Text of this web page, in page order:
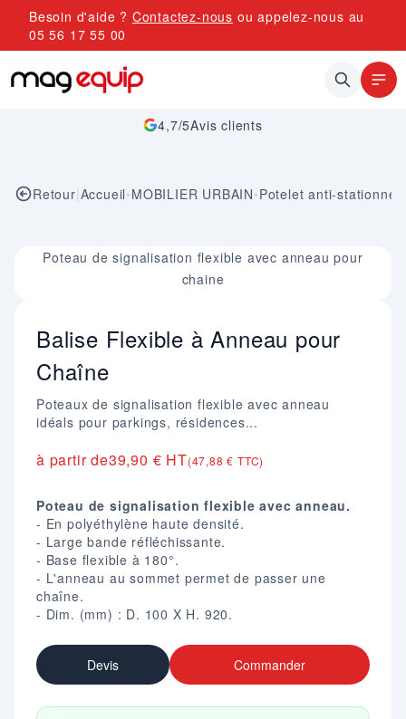
Allez au contenu
Besoin d'aide ? Contactez-nous ou appelez-nous au
05 56 17 55 00
4,7/5Avis clients
Retour|Accueil•MOBILIER URBAIN•Potelet anti-
Image 1 sur 1
Poteau de signalisation flexible avec anneau pour
chaine
Balise Flexible à Anneau pour
Chaîne
Poteaux de signalisation flexible avec anneau
idéals pour parkings, résidences...
à partir de39,90 € HT(47,88 € TTC)
Poteau de signalisation flexible avec anneau.
- En polyéthylène haute densité.
- Large bande réfléchissante.
- Base flexible à 180°.
- L'anneau au sommet permet de passer une
chaîne.
- Dim. (mm) : D. 100 X H. 920.
Devis Commander